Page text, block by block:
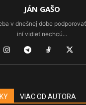
JÁN GAŠO
v dnešnej dobe
iní vidieť nechcú...
VIAC OD AUTORA